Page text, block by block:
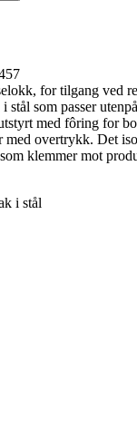
for tilgang ved
stål som passer
med fôring for
med overtrykk. Det
klemmer mot
i stål